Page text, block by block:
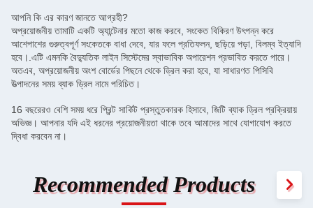
আপনি কি এর কারণ জানতে আগ্রহী?
অপ্রয়োজনীয় তামাটি একটি অ্যান্টেনার মতো কাজ করবে, সংকেত বিকিরণ উৎপন্ন করে
আশেপাশের গুরুত্বপূর্ণ সংকেতকে বাধা দেবে, যার ফলে প্রতিফলন, ছড়িয়ে পড়া, বিলম্ব ইত্যাদি
হবে।.এটি এমনকি বৈদ্যুতিক লাইন সিস্টেমের স্বাভাবিক অপারেশন প্রভাবিত করতে পারে।
অতএব, অপ্রয়োজনীয় অংশ বোর্ডের পিছনে থেকে ড্রিল করা হবে, যা সাধারণত পিসিবি
উত্পাদনের সময় ব্যাক ড্রিল নামে পরিচিত।
16 বছরেরও বেশি সময় ধরে প্রিন্ট সার্কিট প্রস্তুতকারক হিসাবে, জিটি ব্যাক ড্রিল প্রক্রিয়ায়
অভিজ্ঞ। আপনার যদি এই ধরনের প্রয়োজনীয়তা থাকে তবে আমাদের সাথে যোগাযোগ করতে
দ্বিধা করবেন না।
Recommended Products